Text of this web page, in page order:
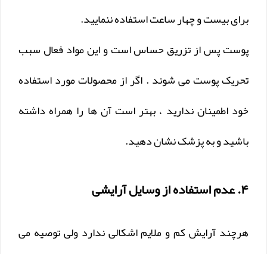
برای بیست و چهار ساعت استفاده ننمایید.
پوست پس از تزریق حساس است و این مواد فعال سبب
تحریک پوست می شوند . اگر از محصولات مورد استفاده
خود اطمینان ندارید ، بهتر است آن ها را همراه داشته
باشید و به پزشک نشان دهید.
۴. عدم استفاده از وسایل آرایشی
هرچند آرایش کم و ملایم اشکالی ندارد ولی توصیه می